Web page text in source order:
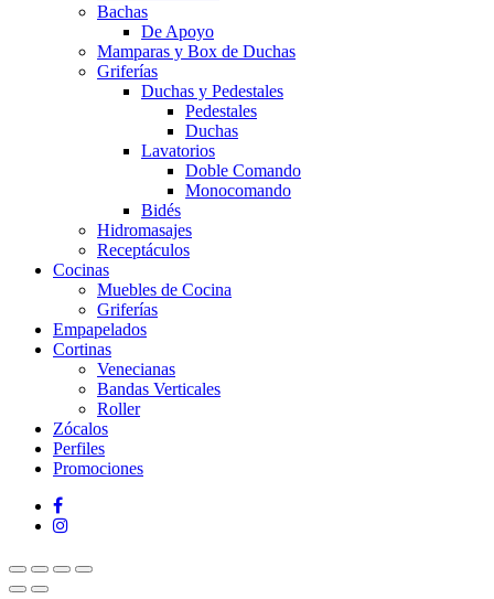
Bachas
De Apoyo
Mamparas y Box de Duchas
Griferías
Duchas y Pedestales
Pedestales
Duchas
Lavatorios
Doble Comando
Monocomando
Bidés
Hidromasajes
Receptáculos
Cocinas
Muebles de Cocina
Griferías
Empapelados
Cortinas
Venecianas
Bandas Verticales
Roller
Zócalos
Perfiles
Promociones
facebook
instagram